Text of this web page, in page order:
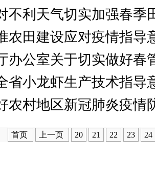
不利天气切实加强春季
农田建设应对疫情指导
办公室关于切实做好春
省小龙虾生产技术指导
农村地区新冠肺炎疫情
首页 上一页 20 21 22 23 24